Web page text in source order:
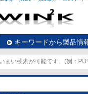
キーワードから製品情